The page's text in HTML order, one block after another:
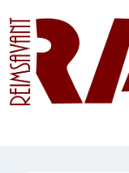
au
contenu